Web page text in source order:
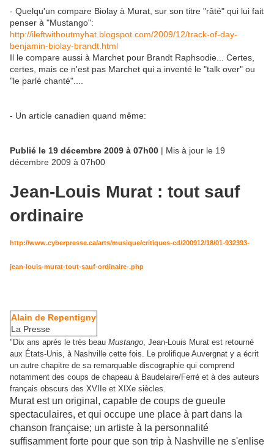
- Quelqu'un compare Biolay à Murat, sur son titre "râté" qui lui fait
penser à "Mustango":
http://ileftwithoutmyhat.blogspot.com/2009/12/track-of-day-
benjamin-biolay-brandt.html
Il le compare aussi à Marchet pour Brandt Raphsodie... Certes,
certes, mais ce n'est pas Marchet qui a inventé le "talk over" ou
"le parlé chanté"....
- Un article canadien quand même:
Publié le 19 décembre 2009 à 07h00 | Mis à jour le 19
décembre 2009 à 07h00
Jean-Louis Murat : tout sauf
ordinaire
http://www.cyberpresse.ca/arts/musique/critiques-cd/200912/18/01-932393-
jean-louis-murat-tout-sauf-ordinaire-.php
Alain de Repentigny
La Presse
"Dix ans après le très beau Mustango , Jean-Louis Murat est retourné
aux États-Unis, à Nashville cette fois. Le prolifique Auvergnat y a écrit
un autre chapitre de sa remarquable discographie qui comprend
notamment des coups de chapeau à Baudelaire/Ferré et à des auteurs
français obscurs des XVIIe et XIXe siècles.
Murat est un original, capable de coups de gueule
spectaculaires, et qui occupe une place à part dans la
chanson française; un artiste à la personnalité
suffisamment forte pour que son trip à Nashville ne s'enlise